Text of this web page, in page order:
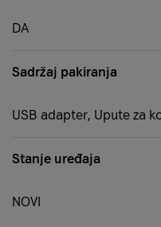
DA
Sadržaj pakiranja
USB adapter, Upute za
Stanje uređaja
NOVI